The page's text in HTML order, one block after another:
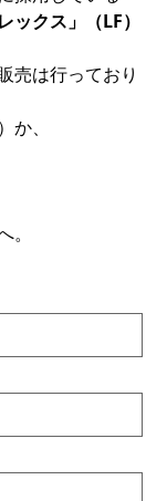
クス」（LF）
売は行っており
、